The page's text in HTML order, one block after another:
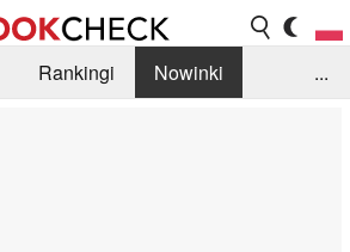
Rankingi
Nowinki
...